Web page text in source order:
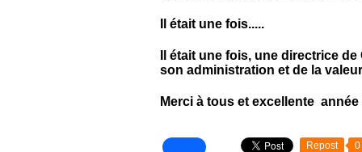
Il était une fois.....
Il était une fois, une directrice
son administration et de la
Merci à tous et excellente année
Repost 0